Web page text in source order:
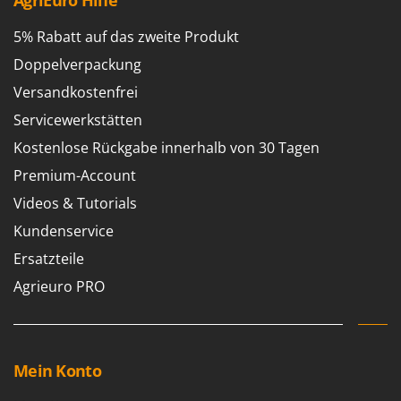
P
Palettengabeln für Traktoren
Pelletpressen
Pflüge für Traktor
Planierschilder für Traktoren
Plasmaschneider
Poolroboter
R
Rasenmäher
Rasensodenschneider
Rasentraktoren Aufsitzmäher
Rasentrimmer - Motorsensen - Freischneider
Francini
G
G3 Ferrari
Gardena
Garofalo
GeoTech
GeoTech Pro
Gierre
Ginko - MGM
Gipeco
GRAEF
5% Rabatt auf das zweite Produkt
Doppelverpackung
Versandkostenfrei
Servicewerkstätten
Kostenlose Rückgabe innerhalb von 30 Tagen
Premium-Account
Videos & Tutorials
Kundenservice
Ersatzteile
Agrieuro PRO
Mein Konto